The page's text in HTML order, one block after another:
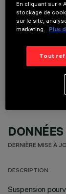
DERNIÈRE MISE À
DESCRIPTION
Suspension
En cliquant sur «
stockage de
sur le site,
marketing.
Plus
Tout